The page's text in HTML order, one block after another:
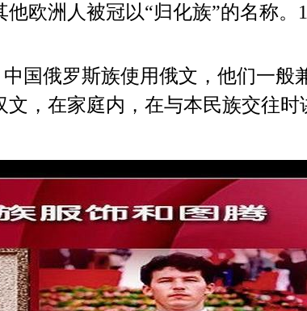
他欧洲人被冠以“归化族”的名称。
国俄罗斯族使用俄文，他们一般
，在家庭内，在与本民族交往时